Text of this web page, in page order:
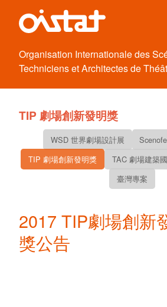
Organisation Internationale des
Techniciens etArchitectes de
TIP 劇場創新發明獎
WSD 世界劇場設計展
TIP 劇場創新發明獎
TAC 劇場建築
臺灣專案
2017 TIP劇場創新
獎公告